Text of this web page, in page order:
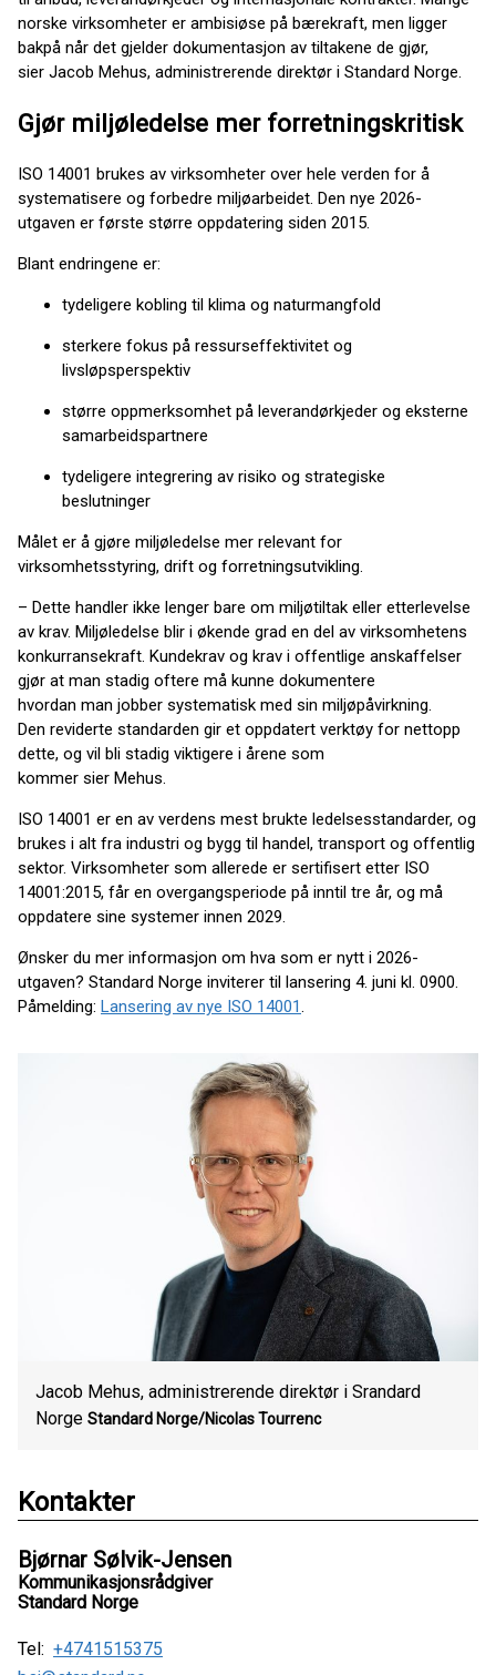
norske virksomheter er ambisiøse på bærekraft, men ligger
bakpå når det gjelder dokumentasjon av tiltakene de gjør,
sier Jacob Mehus, administrerende direktør i Standard Norge.
Gjør miljøledelse mer forretningskritisk
ISO 14001 brukes av virksomheter over hele verden for å
systematisere og forbedre miljøarbeidet. Den nye 2026-
utgaven er første større oppdatering siden 2015.
Blant endringene er:
tydeligere kobling til klima og naturmangfold
sterkere fokus på ressurseffektivitet og
livsløpsperspektiv
større oppmerksomhet på leverandørkjeder og eksterne
samarbeidspartnere
tydeligere integrering av risiko og strategiske
beslutninger
Målet er å gjøre miljøledelse mer relevant for
virksomhetsstyring, drift og forretningsutvikling.
– Dette handler ikke lenger bare om miljøtiltak eller etterlevelse
av krav. Miljøledelse blir i økende grad en del av virksomhetens
konkurransekraft. Kundekrav og krav i offentlige anskaffelser
gjør at man stadig oftere må kunne dokumentere
hvordan man jobber systematisk med sin miljøpåvirkning.
Den reviderte standarden gir et oppdatert verktøy for nettopp
dette, og vil bli stadig viktigere i årene som
kommer sier Mehus.
ISO 14001 er en av verdens mest brukte ledelsesstandarder, og
brukes i alt fra industri og bygg til handel, transport og offentlig
sektor. Virksomheter som allerede er sertifisert etter ISO
14001:2015, får en overgangsperiode på inntil tre år, og må
oppdatere sine systemer innen 2029.
Ønsker du mer informasjon om hva som er nytt i 2026-
utgaven? Standard Norge inviterer til lansering 4. juni kl. 0900.
Påmelding: Lansering av nye ISO 14001.
Jacob Mehus, administrerende direktør i Srandard
Norge Standard Norge/Nicolas Tourrenc
Kontakter
Bjørnar Sølvik-Jensen
Kommunikasjonsrådgiver
Standard Norge
Tel: +4741515375